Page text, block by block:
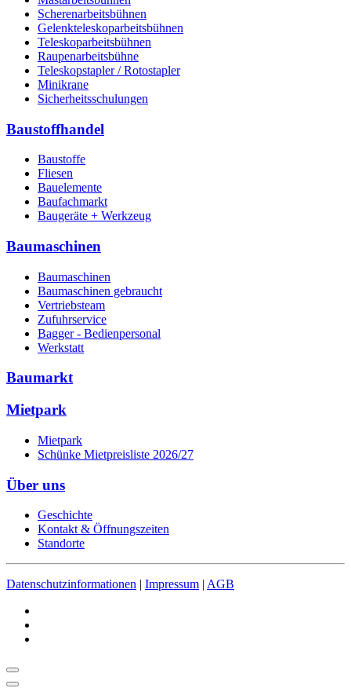
Scherenarbeitsbühnen
Gelenkteleskoparbeitsbühnen
Teleskoparbeitsbühnen
Raupenarbeitsbühne
Teleskopstapler / Rotostapler
Minikrane
Sicherheitsschulungen
Baustoffhandel
Baustoffe
Fliesen
Bauelemente
Baufachmarkt
Baugeräte + Werkzeug
Baumaschinen
Baumaschinen
Baumaschinen gebraucht
Vertriebsteam
Zufuhrservice
Bagger - Bedienpersonal
Werkstatt
Baumarkt
Mietpark
Mietpark
Schünke Mietpreisliste 2026/27
Über uns
Geschichte
Kontakt & Öffnungszeiten
Standorte
Datenschutzinformationen | Impressum | AGB